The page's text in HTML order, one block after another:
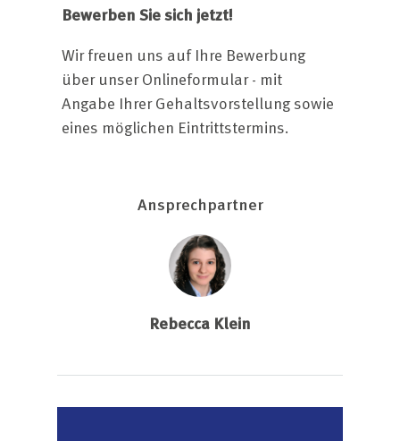
Bewerben Sie sich jetzt!
Wir freuen uns auf Ihre Bewerbung
über unser Onlineformular - mit
Angabe Ihrer Gehaltsvorstellung sowie
eines möglichen Eintrittstermins.
Ansprechpartner
Rebecca Klein